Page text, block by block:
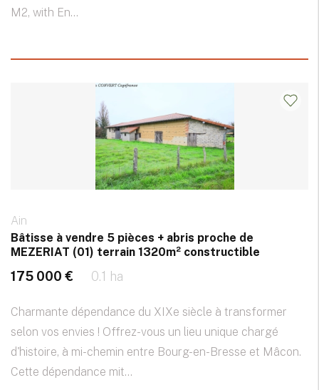
M2, with En...
Ain
Bâtisse à vendre 5 pièces + abris proche de
MEZERIAT (01) terrain 1320m² constructible
175 000 € 0.1 ha
Charmante dépendance du XIXe siècle à transformer
selon vos envies ! Offrez-vous un lieu unique chargé
d'histoire, à mi-chemin entre Bourg-en-Bresse et Mâcon.
Cette dépendance mit...